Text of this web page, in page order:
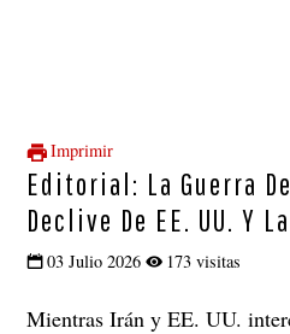
Imprimir
Editorial: La Guerra
Declive De EE. UU. Y
03 Julio 2026 173 visitas
Mientras Irán y EE. UU.